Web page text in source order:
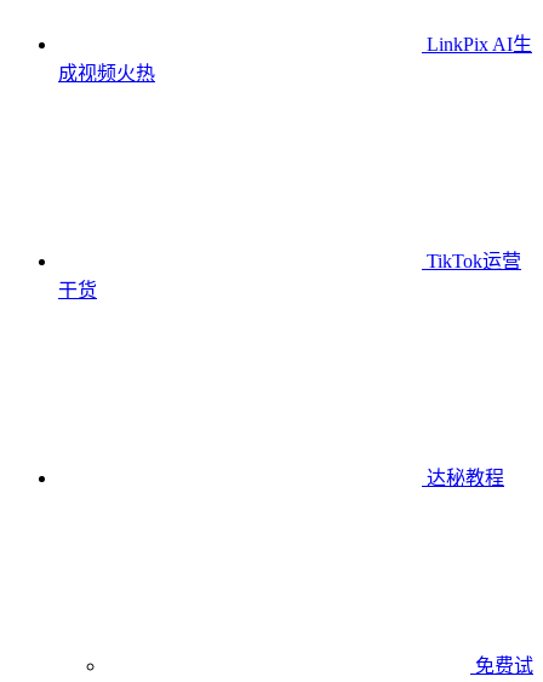
LinkPix AI生
成视频火热
TikTok运营
干货
达秘教程
免费试